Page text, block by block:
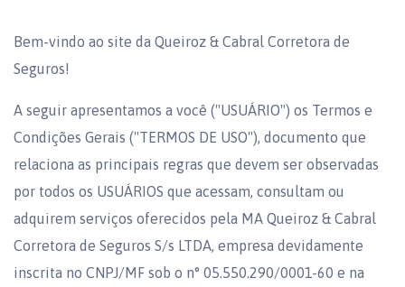
Bem-vindo ao site da Queiroz & Cabral Corretora de
Seguros!
A seguir apresentamos a você ("USUÁRIO") os Termos e
Condições Gerais ("TERMOS DE USO"), documento que
relaciona as principais regras que devem ser observadas
por todos os USUÁRIOS que acessam, consultam ou
adquirem serviços oferecidos pela MA Queiroz & Cabral
Corretora de Seguros S/s LTDA, empresa devidamente
inscrita no CNPJ/MF sob o n° 05.550.290/0001-60 e na